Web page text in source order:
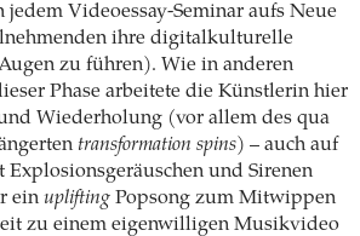
jedem Videoessay-Seminar aufs Neue
ihre digitalkulturelle
zu führen). Wie in anderen
Phase arbeitete die Künstlerin hier
Wiederholung (vor allem des qua
transformation spins) – auch auf
Explosionsgeräuschen und Sirenen
ein uplifting Popsong zum Mitwippen
zu einem eigenwilligen Musikvideo